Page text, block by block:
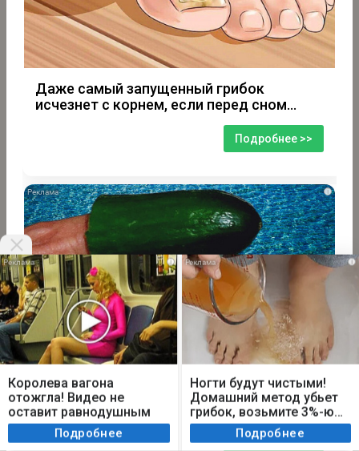
Даже самый запущенный грибок
исчезнет с корнем, если перед сном…
Подробнее >>
i
За 5 дней исчезнет даже самый
застарелый грибок: вот хитрость
Мы используем cookie. Во время посещения сайта
вы соглашаетесь с тем, что мы обрабатываем
ваши персональные данные с использованием
метрик Яндекс Метрика, top.mail.ru, LiveInternet.
Я согласен
i
Королева вагона
отожгла! Видео не
оставит равнодушным
Подробнее
i
Ногти будут чистыми!
Домашний метод убьет
грибок, возьмите 3%-ю…
Подробнее